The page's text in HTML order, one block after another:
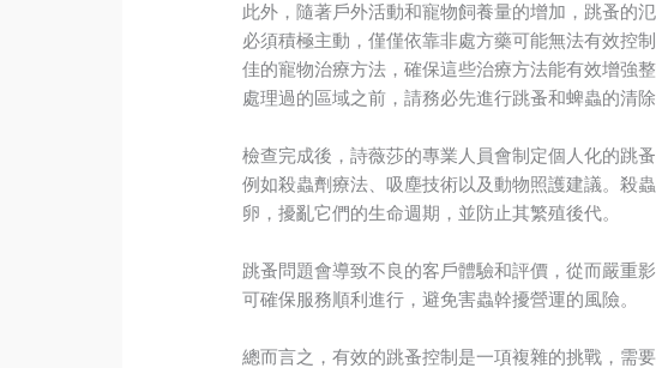
此外，隨著戶外活動和寵物飼養量的增加，跳蚤的
必須積極主動，僅僅依靠非處方藥可能無法有效控
佳的寵物治療方法，確保這些治療方法能有效增強
處理過的區域之前，請務必先進行跳蚤和蜱蟲的清除
檢查完成後，詩薇莎的專業人員會制定個人化的跳
例如殺蟲劑療法、吸塵技術以及動物照護建議。殺
卵，擾亂它們的生命週期，並防止其繁殖後代。
跳蚤問題會導致不良的客戶體驗和評價，從而嚴重
可確保服務順利進行，避免害蟲幹擾營運的風險。
總而言之，有效的跳蚤控制是一項複雜的挑戰，需